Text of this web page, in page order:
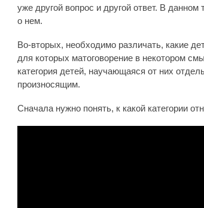
уже другой вопрос и другой ответ. В
о нем.
Во-вторых, необходимо различать, какие
для которых матоговорение в некотором
категория детей, научающаяся от них
произносящим.
Сначала нужно понять, к какой категории